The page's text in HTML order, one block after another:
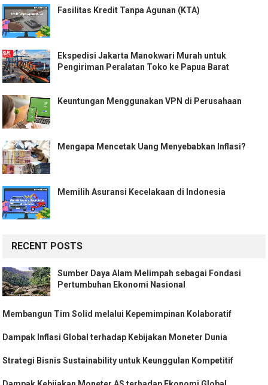
Fasilitas Kredit Tanpa Agunan (KTA)
Ekspedisi Jakarta Manokwari Murah untuk
Pengiriman Peralatan Toko ke Papua Barat
Keuntungan Menggunakan VPN di Perusahaan
Mengapa Mencetak Uang Menyebabkan Inflasi?
Memilih Asuransi Kecelakaan di Indonesia
RECENT POSTS
Sumber Daya Alam Melimpah sebagai Fondasi
Pertumbuhan Ekonomi Nasional
Membangun Tim Solid melalui Kepemimpinan Kolaboratif
Dampak Inflasi Global terhadap Kebijakan Moneter Dunia
Strategi Bisnis Sustainability untuk Keunggulan Kompetitif